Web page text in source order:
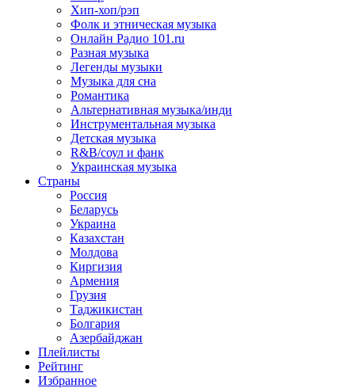
Хип-хоп/рэп
Фолк и этническая музыка
Онлайн Радио 101.ru
Разная музыка
Легенды музыки
Музыка для сна
Романтика
Альтернативная музыка/инди
Инструментальная музыка
Детская музыка
R&B/cоул и фанк
Украинская музыка
Страны
Россия
Беларусь
Украина
Казахстан
Молдова
Киргизия
Армения
Грузия
Таджикистан
Болгария
Азербайджан
Плейлисты
Рейтинг
Избранное